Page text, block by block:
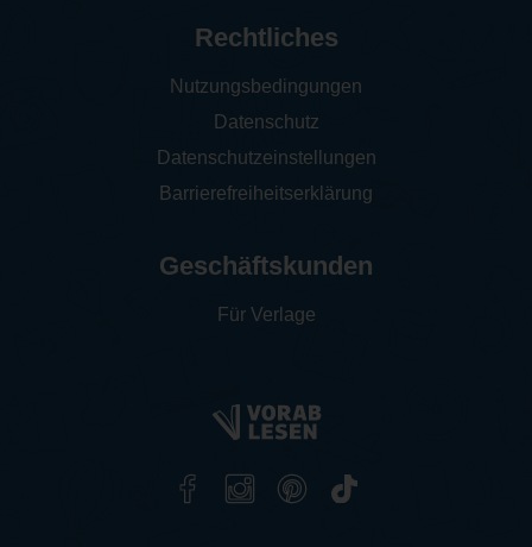
Rechtliches
Nutzungsbedingungen
Datenschutz
Datenschutzeinstellungen
Barrierefreiheitserklärung
Geschäftskunden
Für Verlage